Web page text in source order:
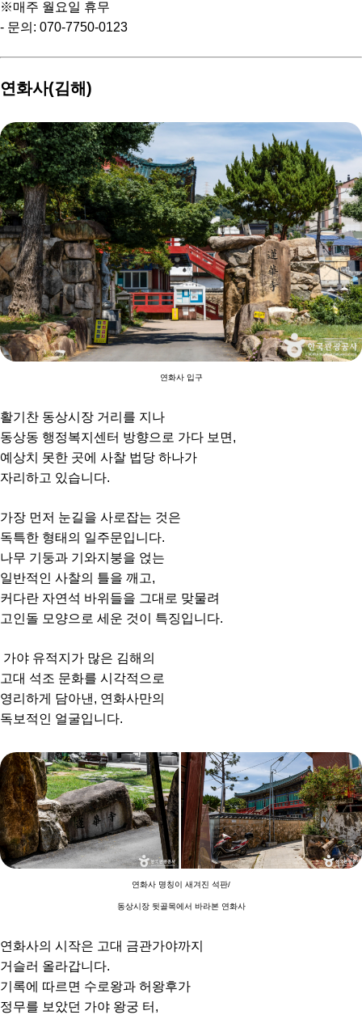
※매주 월요일 휴무
- 문의: 070-7750-0123
연화사(김해)
연화사 입구
활기찬 동상시장 거리를 지나
동상동 행정복지센터 방향으로 가다 보면,
예상치 못한 곳에 사찰 법당 하나가
자리하고 있습니다.
가장 먼저 눈길을 사로잡는 것은
독특한 형태의 일주문입니다.
나무 기둥과 기와지붕을 얹는
일반적인 사찰의 틀을 깨고,
커다란 자연석 바위들을 그대로 맞물려
고인돌 모양으로 세운 것이 특징입니다.
가야 유적지가 많은 김해의
고대 석조 문화를 시각적으로
영리하게 담아낸, 연화사만의
독보적인 얼굴입니다.
연화사 명칭이 새겨진 석판/
동상시장 뒷골목에서 바라본 연화사
연화사의 시작은 고대 금관가야까지
거슬러 올라갑니다.
기록에 따르면 수로왕과 허왕후가
정무를 보았던 가야 왕궁 터,